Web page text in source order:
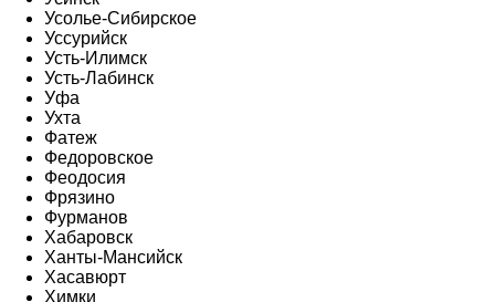
Усолье-Сибирское
Уссурийск
Усть-Илимск
Усть-Лабинск
Уфа
Ухта
Фатеж
Федоровское
Феодосия
Фрязино
Фурманов
Хабаровск
Ханты-Мансийск
Хасавюрт
Химки